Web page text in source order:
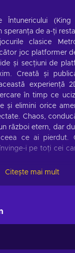
Întunericului
speranța de a-ți
clasice
joc platformer
și secțiuni de
Creată și
experiență
în timp ce
și elimini orice
Chaos,
război etern, dar
ce ai pierdut.
i pe toți cei
Regele vrea să-
Provocările
Citește mai mult